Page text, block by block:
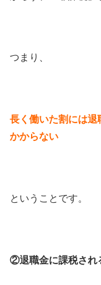
つまり、
長く働いた割には退
かからない
ということです。
②退職金に課税され